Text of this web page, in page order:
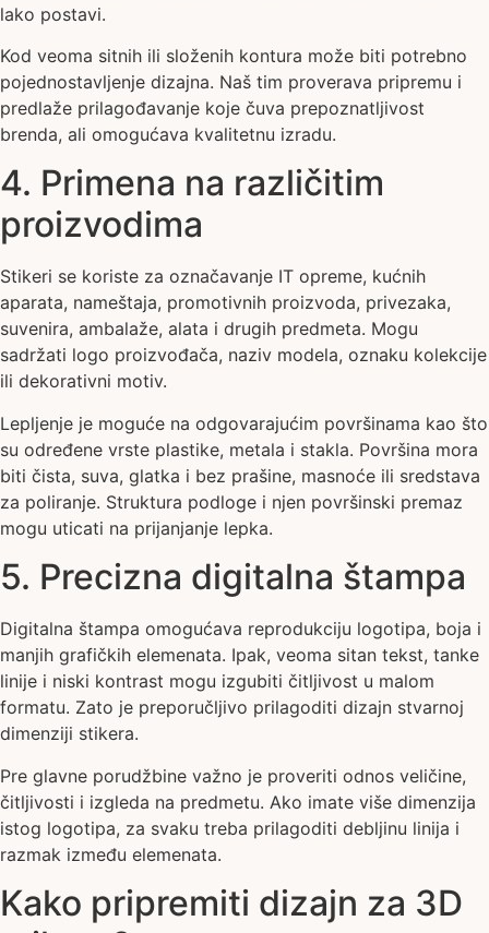
lako postavi.
Kod veoma sitnih ili složenih kontura može biti potrebno
pojednostavljenje dizajna. Naš tim proverava pripremu i
predlaže prilagođavanje koje čuva prepoznatljivost
brenda, ali omogućava kvalitetnu izradu.
4. Primena na različitim
proizvodima
Stikeri se koriste za označavanje IT opreme, kućnih
aparata, nameštaja, promotivnih proizvoda, privezaka,
suvenira, ambalaže, alata i drugih predmeta. Mogu
sadržati logo proizvođača, naziv modela, oznaku kolekcije
ili dekorativni motiv.
Lepljenje je moguće na odgovarajućim površinama kao što
su određene vrste plastike, metala i stakla. Površina mora
biti čista, suva, glatka i bez prašine, masnoće ili sredstava
za poliranje. Struktura podloge i njen površinski premaz
mogu uticati na prijanjanje lepka.
5. Precizna digitalna štampa
Digitalna štampa omogućava reprodukciju logotipa, boja i
manjih grafičkih elemenata. Ipak, veoma sitan tekst, tanke
linije i niski kontrast mogu izgubiti čitljivost u malom
formatu. Zato je preporučljivo prilagoditi dizajn stvarnoj
dimenziji stikera.
Pre glavne porudžbine važno je proveriti odnos veličine,
čitljivosti i izgleda na predmetu. Ako imate više dimenzija
istog logotipa, za svaku treba prilagoditi debljinu linija i
razmak između elemenata.
Kako pripremiti dizajn za 3D